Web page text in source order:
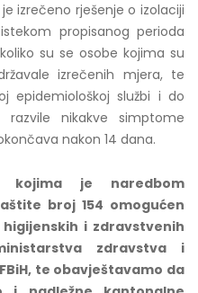
izrečeno rješenje o izolaciji
propisanog perioda
su se osobe kojima su
izrečenih mjera, te
epidemiološkoj službi i do
nikakve simptome
nakon 14 dana.
kojima je naredbom
broj 154 omogućen
i zdravstvenih
zdravstva i
te obavještavamo da